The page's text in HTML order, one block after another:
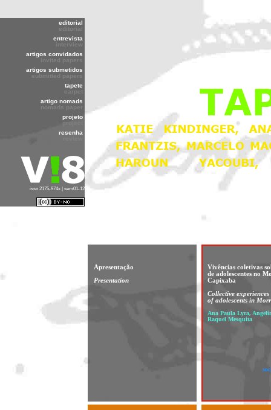
editorial
editorial
entrevista
interview
artigos convidados
invited papers
artigos submetidos
submitted papers
tapete
carpet
artigo nomads
nomads paper
projeto
project
resenha
issn 2175-974x | sem01-12
Apresentação
Presentation
Vivências coletivas
de adolescentes no
Capixaba
Collective
of adolescents in
Ana Paula Lyra,
Raquel Mesquita